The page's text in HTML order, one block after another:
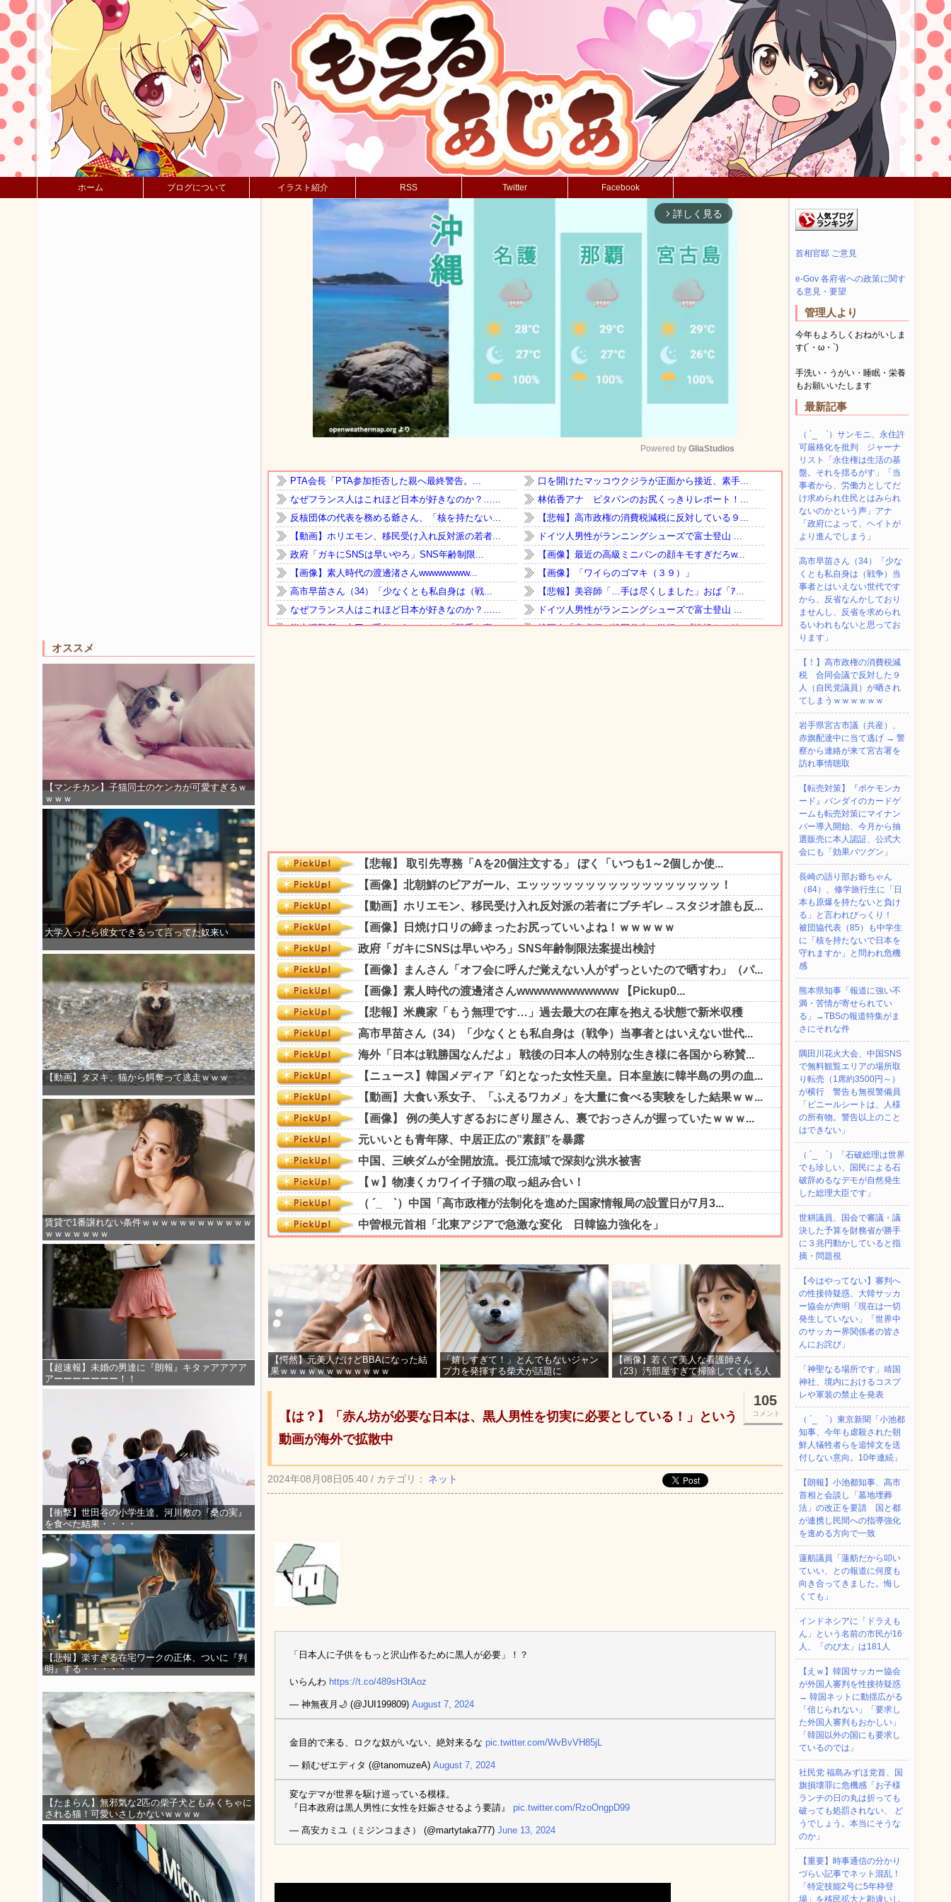
ホーム ブログについて イラスト紹介 RSS Twitter Facebook
オススメ
【マンチカン】子猫同士のケンカが可愛すぎるｗ
ｗｗｗ
大学入ったら彼女できるって言ってた奴来い
【動画】タヌキ、猫から餌奪って逃走ｗｗｗ
賃貸で1番譲れない条件ｗｗｗｗｗｗｗｗｗｗｗｗ
ｗｗｗｗｗｗｗ
【超速報】未婚の男達に『朗報』キタァアアアア
アーーーーーーー！！
【衝撃】世田谷の小学生達、河川敷の『桑の実』
を食べた結果・・・・
【悲報】楽すぎる在宅ワークの正体、ついに『判
明』する・・・・・・
【たまらん】無邪気な2匹の柴子犬ともみくちゃに
される猫！可愛いさしかないｗｗｗｗ
arrow_forward_ios 詳しく見る
Mute
Powered by GliaStudios
【愕然】元美人だけどBBAになった結
果ｗｗｗｗｗｗｗｗｗｗｗｗ
「嬉しすぎて！」とんでもないジャン
プ力を発揮する柴犬が話題に
【画像】若くて美人な看護師さん
（23）汚部屋すぎて掃除してくれる人
105
コメント
【は？】「赤ん坊が必要な日本は、黒人男性を切実に必要としている！」という
動画が海外で拡散中
2024年08月08日05:40 / カテゴリ： ネット
「日本人に子供をもっと沢山作るために黒人が必要」！？
いらんわ https://t.co/489sH3tAoz
— 神無夜月🌙 (@JUI199809) August 7, 2024
金目的で来る、ロクな奴がいない、絶対来るな pic.twitter.com/WvBvVH85jL
— 頼むぜエディタ (@tanomuzeA) August 7, 2024
変なデマが世界を駆け巡っている模様。
『日本政府は黒人男性に女性を妊娠させるよう要請』 pic.twitter.com/RzoOngpD99
— 髙安カミユ（ミジンコまさ） (@martytaka777) June 13, 2024
首相官邸 ご意見
e-Gov 各府省への政策に関す
る意見・要望
管理人より
今年もよろしくおねがいしま
す(´・ω・`)
手洗い・うがい・睡眠・栄養
もお願いいたします
最新記事
（ ´_ゝ`）サンモニ、永住許
可厳格化を批判 ジャーナ
リスト「永住権は生活の基
盤。それを揺るがす」「当
事者から、労働力としてだ
け求められ住民とはみられ
ないのかという声」アナ
「政府によって、ヘイトが
より進んでしまう」
高市早苗さん（34）「少な
くとも私自身は（戦争）当
事者とはいえない世代です
から、反省なんかしており
ませんし、反省を求められ
るいわれもないと思ってお
ります」
【！】高市政権の消費税減
税 合同会議で反対した９
人（自民党議員）が晒され
てしまうｗｗｗｗｗｗ
岩手県宮古市議（共産）、
赤旗配達中に当て逃げ → 警
察から連絡が来て宮古署を
訪れ事情聴取
【転売対策】『ポケモンカ
ード』バンダイのカードゲ
ームも転売対策にマイナン
バー導入開始、今月から抽
選販売に本人認証、公式大
会にも「効果バツグン」
長崎の語り部お爺ちゃん
（84）、修学旅行生に「日
本も原爆を持たないと負け
る」と言われびっくり！
被団協代表（85）も中学生
に「核を持たないで日本を
守れますか」と問われ危機
感
熊本県知事「報道に強い不
満・苦情が寄せられてい
る」→TBSの報道特集がま
さにそれな件
隅田川花火大会、中国SNS
で無料観覧エリアの場所取
り転売（1席約3500円～）
が横行 警告も無視警備員
「ビニールシートは、人様
の所有物。警告以上のこと
はできない」
（ ´_ゝ`）「石破総理は世界
でも珍しい、国民による石
破辞めるなデモが自然発生
した総理大臣です」
世耕議員、国会で審議・議
決した予算を財務省が勝手
に３兆円動かしていると指
摘・問題視
【今はやってない】審判へ
の性接待疑惑、大韓サッカ
ー協会が声明「現在は一切
発生していない」「世界中
のサッカー界関係者の皆さ
んにお詫び」
「神聖なる場所です」靖国
神社、境内におけるコスプ
レや軍装の禁止を発表
（ ´_ゝ`）東京新聞「小池都
知事、今年も虐殺された朝
鮮人犠牲者らを追悼文を送
付しない意向。10年連続」
【朗報】小池都知事、高市
首相と会談し「墓地埋葬
法」の改正を要請 国と都
が連携し民間への指導強化
を進める方向で一致
蓮舫議員「蓮舫だから叩い
ていい、との報道に何度も
向き合ってきました。悔し
くても」
インドネシアに「ドラえも
ん」という名前の市民が16
人、「のび太」は181人
【えｗ】韓国サッカー協会
が外国人審判を性接待疑惑
→ 韓国ネットに動揺広がる
「信じられない」「要求し
た外国人審判もおかしい」
「韓国以外の国にも要求し
ているのでは」
社民党 福島みずほ党首、国
旗損壊罪に危機感「お子様
ランチの日の丸は折っても
破っても処罰されない、 ど
うでしょう。本当にそうな
のか」
【重要】時事通信の分かり
づらい記事でネット混乱！
「特定技能2号に5年枠登
場」を移民拡大と勘違いし